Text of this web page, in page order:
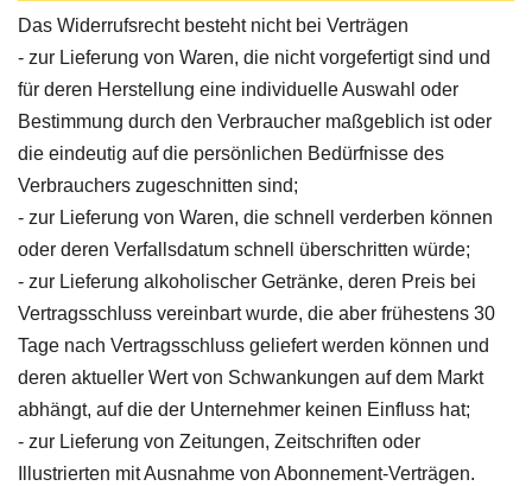
Das Widerrufsrecht besteht nicht bei Verträgen
- zur Lieferung von Waren, die nicht vorgefertigt sind und
für deren Herstellung eine individuelle Auswahl oder
Bestimmung durch den Verbraucher maßgeblich ist oder
die eindeutig auf die persönlichen Bedürfnisse des
Verbrauchers zugeschnitten sind;
- zur Lieferung von Waren, die schnell verderben können
oder deren Verfallsdatum schnell überschritten würde;
- zur Lieferung alkoholischer Getränke, deren Preis bei
Vertragsschluss vereinbart wurde, die aber frühestens 30
Tage nach Vertragsschluss geliefert werden können und
deren aktueller Wert von Schwankungen auf dem Markt
abhängt, auf die der Unternehmer keinen Einfluss hat;
- zur Lieferung von Zeitungen, Zeitschriften oder
Illustrierten mit Ausnahme von Abonnement-Verträgen.